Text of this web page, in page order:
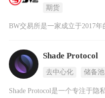
期货
Shade Protocol
去中心化 储备池